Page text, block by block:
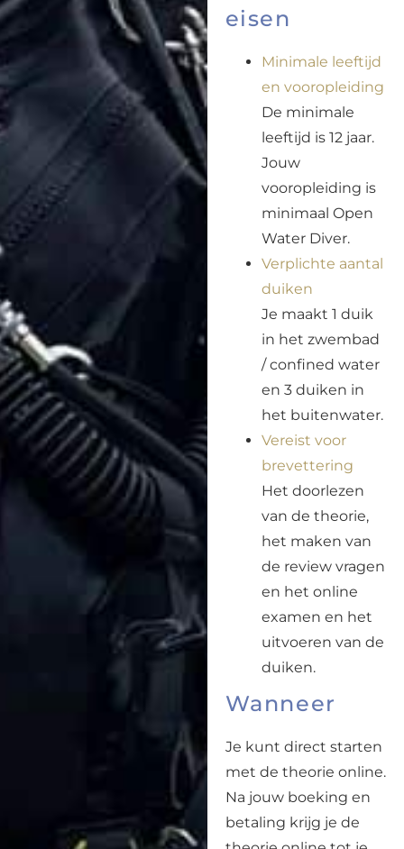
eisen
Minimale leeftijd
en vooropleiding
De minimale
leeftijd is 12 jaar.
Jouw
vooropleiding is
minimaal Open
Water Diver.
Verplichte aantal
duiken
Je maakt 1 duik
in het zwembad
/ confined water
en 3 duiken in
het buitenwater.
Vereist voor
brevettering
Het doorlezen
van de theorie,
het maken van
de review vragen
en het online
examen en het
uitvoeren van de
duiken.
Wanneer
Je kunt direct starten
met de theorie online.
Na jouw boeking en
betaling krijg je de